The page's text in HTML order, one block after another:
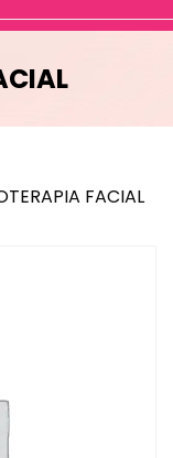
FACIAL